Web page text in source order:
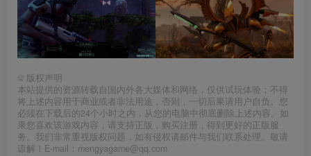
© 版权声明
本站提供的资源转载自国内外各大媒体和网络，仅供试玩体验；不得
将上述内容用于商业或者非法用途，否则，一切后果请用户自负。您
必须在下载后的24个小时之内，从您的电脑中彻底删除上述内容。如
果您喜欢该游戏内容，请支持正版，购买注册，得到更好的正版服
务。我们非常重视版权问题，如有侵权请邮件与我们联系处理。敬请
谅解！E-mail：mengyagame@qq.com